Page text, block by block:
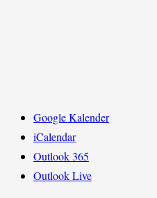
Google Kalender
iCalendar
Outlook 365
Outlook Live